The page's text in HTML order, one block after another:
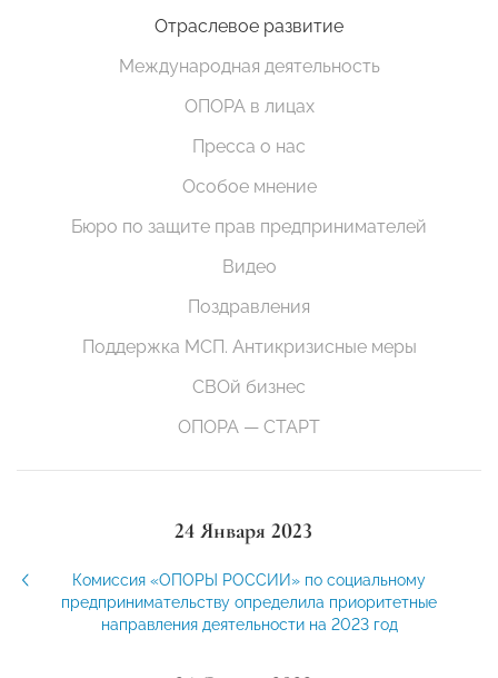
Отраслевое развитие
Международная деятельность
ОПОРА в лицах
Пресса о нас
Особое мнение
Бюро по защите прав предпринимателей
Видео
Поздравления
Поддержка МСП. Антикризисные меры
СВОй бизнес
ОПОРА — СТАРТ
24 Января 2023
Комиссия «ОПОРЫ РОССИИ» по социальному
предпринимательству определила приоритетные
направления деятельности на 2023 год